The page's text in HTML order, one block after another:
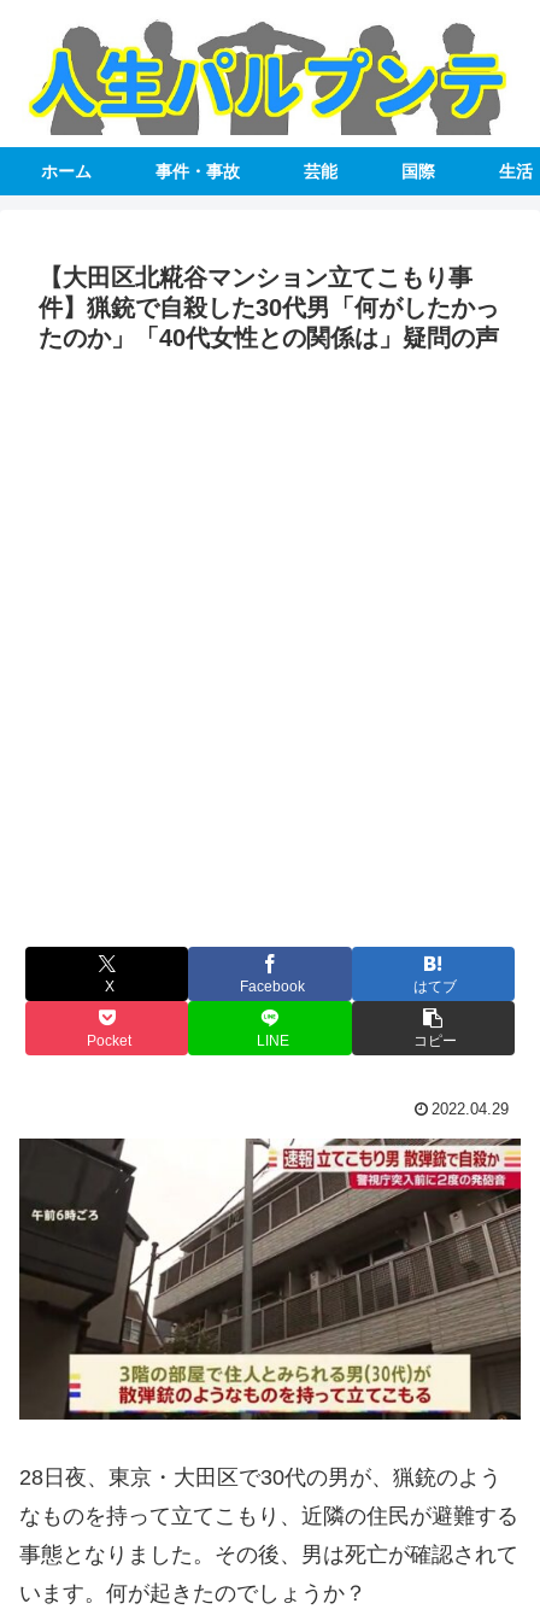
ホーム 事件・事故 芸能 国際 生活
【大田区北糀谷マンション立てこもり事
件】猟銃で自殺した30代男「何がしたかっ
たのか」「40代女性との関係は」疑問の声
X Facebook はてブ
Pocket LINE コピー
2022.04.29
28日夜、東京・大田区で30代の男が、猟銃のよう
なものを持って立てこもり、近隣の住民が避難する
事態となりました。その後、男は死亡が確認されて
います。何が起きたのでしょうか？